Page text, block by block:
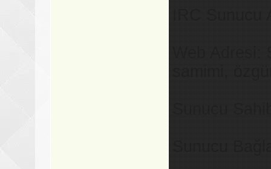
IRC Sunucu
Web Adresi:
samimi,
Sunucu
Sunucu